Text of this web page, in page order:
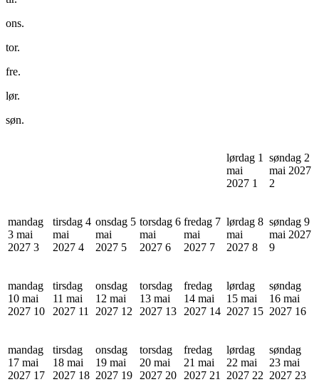
ons.
tor.
fre.
lør.
søn.
lørdag 1
mai
2027 1
søndag 2
mai 2027
2
mandag
3 mai
2027 3
tirsdag 4
mai
2027 4
onsdag 5
mai
2027 5
torsdag 6
mai
2027 6
fredag 7
mai
2027 7
lørdag 8
mai
2027 8
søndag 9
mai 2027
9
mandag
10 mai
2027 10
tirsdag
11 mai
2027 11
onsdag
12 mai
2027 12
torsdag
13 mai
2027 13
fredag
14 mai
2027 14
lørdag
15 mai
2027 15
søndag
16 mai
2027 16
mandag
17 mai
2027 17
tirsdag
18 mai
2027 18
onsdag
19 mai
2027 19
torsdag
20 mai
2027 20
fredag
21 mai
2027 21
lørdag
22 mai
2027 22
søndag
23 mai
2027 23